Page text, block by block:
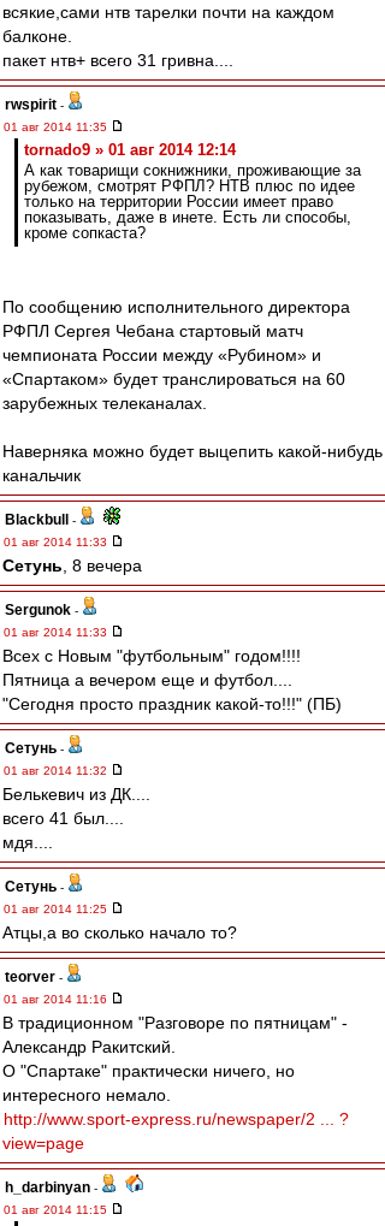
всякие,сами нтв тарелки почти на каждом
балконе.
пакет нтв+ всего 31 гривна....
rwspirit -
01 авг 2014 11:35
tornado9 » 01 авг 2014 12:14
А как товарищи сокнижники, проживающие за
рубежом, смотрят РФПЛ? НТВ плюс по идее
только на территории России имеет право
показывать, даже в инете. Есть ли способы,
кроме сопкаста?
По сообщению исполнительного директора
РФПЛ Сергея Чебана стартовый матч
чемпионата России между «Рубином» и
«Спартаком» будет транслироваться на 60
зарубежных телеканалах.
Наверняка можно будет выцепить какой-нибудь
канальчик
Blackbull
-
01 авг 2014 11:33
Сетунь , 8 вечера
Sergunok -
01 авг 2014 11:33
Всех с Новым "футбольным" годом!!!!
Пятница а вечером еще и футбол....
"Сегодня просто праздник какой-то!!!" (ПБ)
Сетунь -
01 авг 2014 11:32
Белькевич из ДК....
всего 41 был....
мдя....
Сетунь -
01 авг 2014 11:25
Атцы,а во сколько начало то?
teorver -
01 авг 2014 11:16
В традиционном "Разговоре по пятницам" -
Александр Ракитский.
О "Спартаке" практически ничего, но
интересного немало.
http://www.sport-express.ru/newspaper/2 ... ?
view=page
h_darbinyan -
01 авг 2014 11:15